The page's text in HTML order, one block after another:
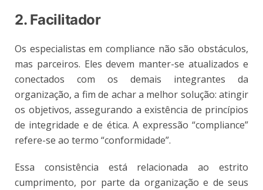
2. Facilitador
Os especialistas em compliance não são obstáculos,
mas parceiros. Eles devem manter-se atualizados e
conectados com os demais integrantes da
organização, a fim de achar a melhor solução: atingir
os objetivos, assegurando a existência de princípios
de integridade e de ética. A expressão “compliance”
refere-se ao termo “conformidade”.
Essa consistência está relacionada ao estrito
cumprimento, por parte da organização e de seus